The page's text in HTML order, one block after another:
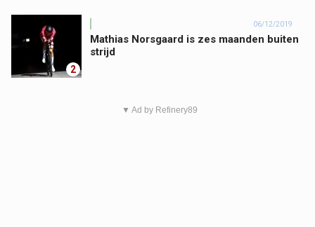
2
06/12/2019
Mathias Norsgaard is zes maanden buiten
strijd
▼ Ad by Refinery89